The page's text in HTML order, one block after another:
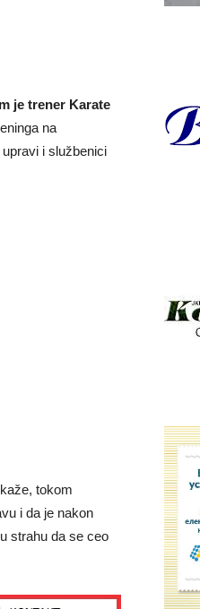
je trener Karate
na
i službenici
tokom
i da je nakon
strahu da se ceo